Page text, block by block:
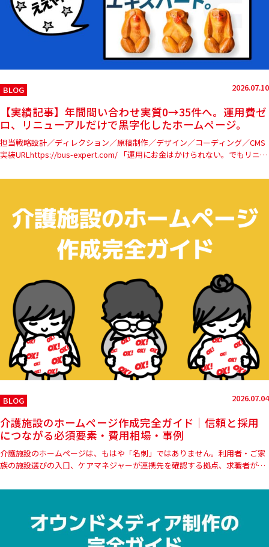
BLOG 2026.07.10
【実績記事】年間問い合わせ実質0→35件へ。運用費ゼ
ロ、リニューアルだけで黒字化したホームページ。
担当戦略設計／ディレクション／原稿制作／デザイン／コーディング／CMS
実装URLhttps://bus-expert.com/ 「運用にお金はかけられない。でもリニュ
BLOG 2026.07.04
介護施設のホームページ作成完全ガイド｜信頼と採用
につながる必須要素・費用相場・事例
介護施設のホームページは、もはや「名刺」ではありません。利用者・ご家
族の施設選びの入口、ケアマネジャーが連携先を確認する拠点、求職者が応